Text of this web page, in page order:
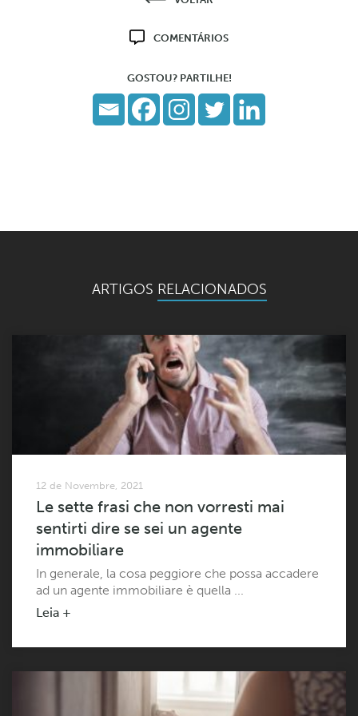
COMENTÁRIOS
GOSTOU? PARTILHE!
ARTIGOS RELACIONADOS
12 de Novembre, 2021
Le sette frasi che non vorresti mai
sentirti dire se sei un agente
immobiliare
In generale, la cosa peggiore che possa accadere
ad un agente immobiliare è quella ...
Leia +